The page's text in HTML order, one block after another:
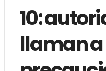
10:
llaman a